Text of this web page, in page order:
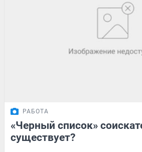
РАБОТА
«Черный список»
существует?